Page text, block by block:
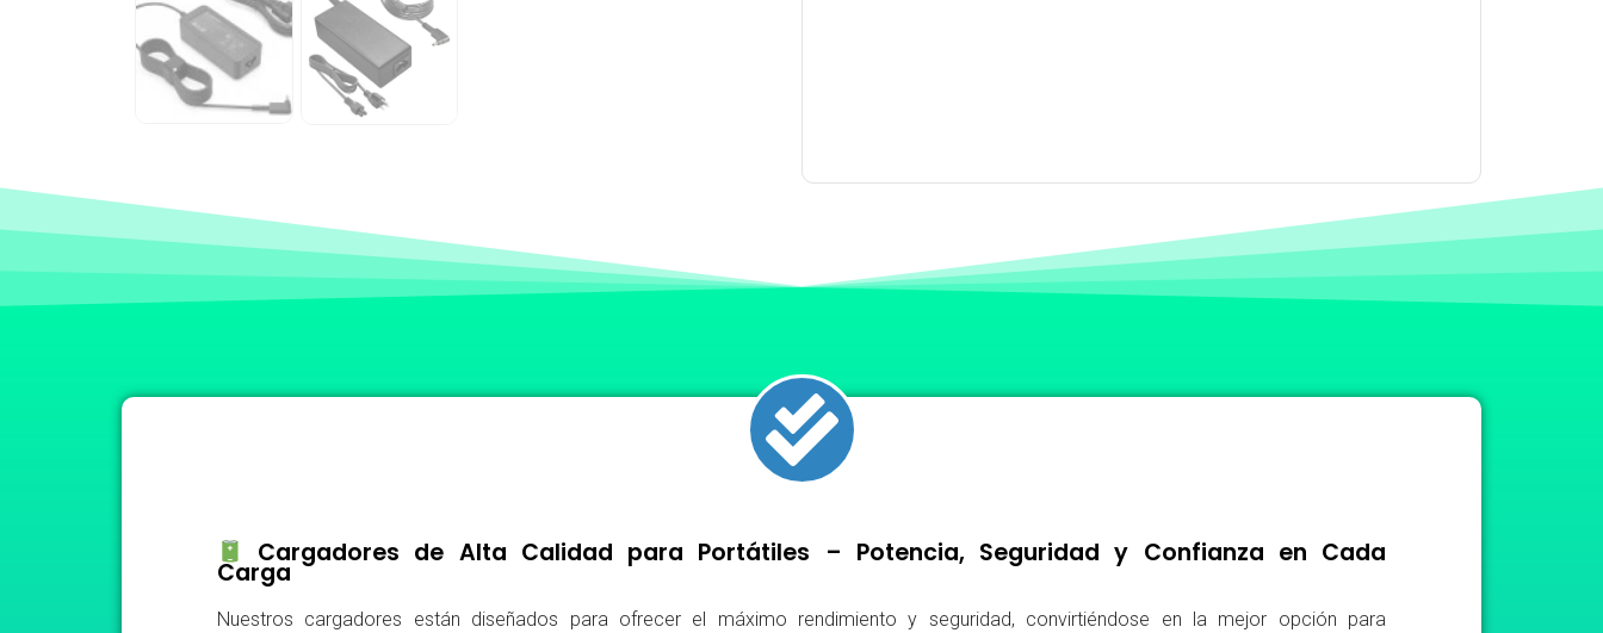
Cargadores de Alta Calidad para Portátiles – Potencia, Seguridad y Confianza en Cada
Carga
Nuestros cargadores están diseñados para ofrecer el máximo rendimiento y seguridad, convirtiéndose en la mejor opción para